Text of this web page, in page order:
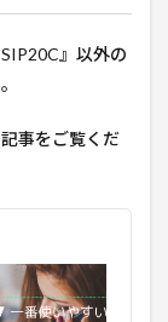
』以外の
事をご覧くだ